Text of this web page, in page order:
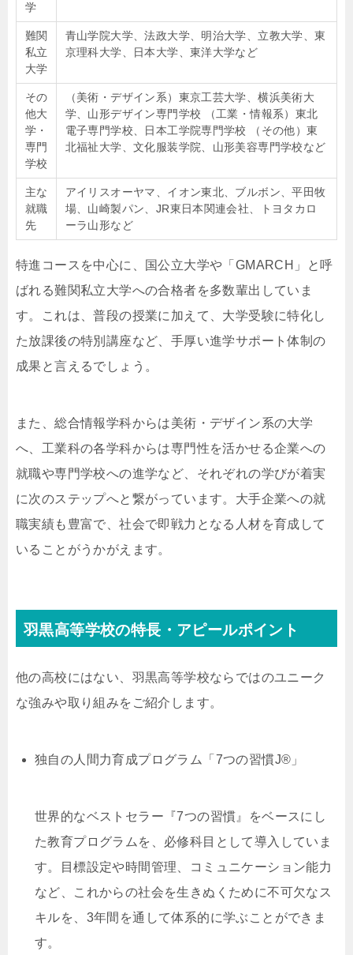
学
難関
私立
大学
青山学院大学、法政大学、明治大学、立教大学、東
京理科大学、日本大学、東洋大学など
その
他大
学・
専門
学校
（美術・デザイン系）東京工芸大学、横浜美術大
学、山形デザイン専門学校 （工業・情報系）東北
電子専門学校、日本工学院専門学校 （その他）東
北福祉大学、文化服装学院、山形美容専門学校など
主な
就職
先
アイリスオーヤマ、イオン東北、ブルボン、平田牧
場、山崎製パン、JR東日本関連会社、トヨタカロ
ーラ山形など
特進コースを中心に、国公立大学や「GMARCH」と呼
ばれる難関私立大学への合格者を多数輩出していま
す。これは、普段の授業に加えて、大学受験に特化し
た放課後の特別講座など、手厚い進学サポート体制の
成果と言えるでしょう。
また、総合情報学科からは美術・デザイン系の大学
へ、工業科の各学科からは専門性を活かせる企業への
就職や専門学校への進学など、それぞれの学びが着実
に次のステップへと繋がっています。大手企業への就
職実績も豊富で、社会で即戦力となる人材を育成して
いることがうかがえます。
羽黒高等学校の特長・アピールポイント
他の高校にはない、羽黒高等学校ならではのユニーク
な強みや取り組みをご紹介します。
独自の人間力育成プログラム「7つの習慣J®」
世界的なベストセラー『7つの習慣』をベースにし
た教育プログラムを、必修科目として導入していま
す。目標設定や時間管理、コミュニケーション能力
など、これからの社会を生きぬくために不可欠なス
キルを、3年間を通して体系的に学ぶことができま
す。